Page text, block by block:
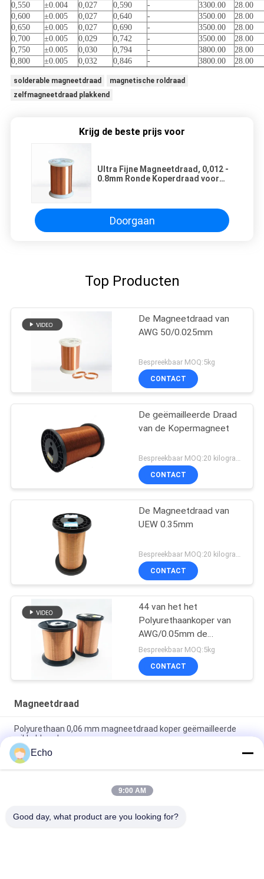
0,550
±0.004 0,027 0,590 - 3300.00
28.00
0,600
±0.005 0,027 0,640 - 3500.00
28.00
0,650
±0.005 0,027 0,690 - 3500.00
28.00
0,700
±0.005 0,029 0,742 - 3500.00
28.00
0,750
±0.005 0,030 0,794 - 3800.00
28.00
0,800
±0.005 0,032 0,846 - 3800.00 28.00
solderable magneetdraad
magnetische roldraad
zelfmagneetdraad plakkend
Krijg de beste prijs voor
Ultra Fijne Magneetdraad, 0,012 -
0.8mm Ronde Koperdraad voor
Doorgaan
Top Producten
De Magneetdraad van
AWG 50/0.025mm
Bespreekbaar MOQ:5kg
CONTACT
De geëmailleerde Draad
van de Kopermagneet
CONTACT
De Magneetdraad van
UEW 0.35mm
CONTACT
44 van het het
Polyurethaankoper van
AWG/0.05mm de
Magneetdraad
Bespreekbaar MOQ:5kg
CONTACT
Magneetdraad
Polyurethaan 0,06 mm magneetdraad koper geëmailleerde
wikkeldraad
0.15mm gelaagd koperen wikkeldraad gelaagd draad
meetgrafiek
de 0.036mm Geëmailleerde Draad van de Kopermagneet voor
Echo
9:00 AM
Good day, what product are you looking for?